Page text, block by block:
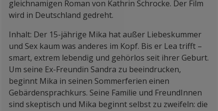
gleichnamigen Roman von Kathrin Schrocke. Der Film
wird in Deutschland gedreht.
Inhalt: Der 15-jährige Mika hat außer Liebeskummer
und Sex kaum was anderes im Kopf. Bis er Lea trifft –
smart, extrem lebendig und gehörlos seit ihrer Geburt.
Um seine Ex-Freundin Sandra zu beeindrucken,
beginnt Mika in seinen Sommerferien einen
Gebärdensprachkurs. Seine Familie und FreundInnen
sind skeptisch und Mika beginnt selbst zu zweifeln: die